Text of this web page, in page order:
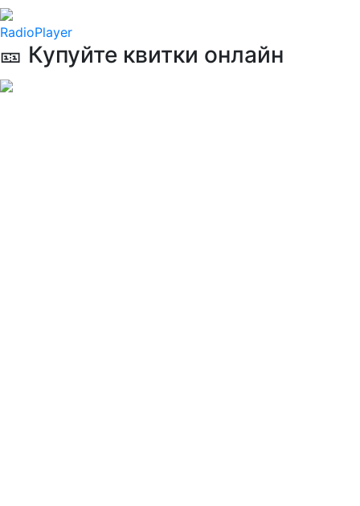
RadioPlayer
🎫 Купуйте квитки онлайн